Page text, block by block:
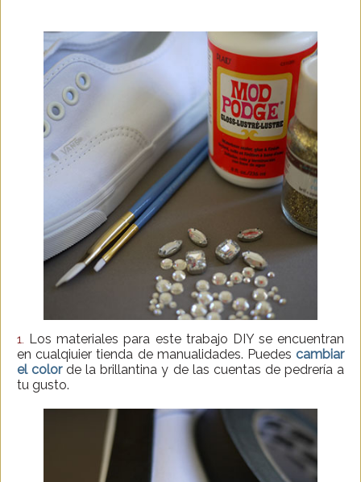
1.
Los materiales para este trabajo DIY se encuentran
en cualqiuier tienda de manualidades. Puedes cambiar
el colorde la brillantina y de las cuentas de pedrería a
tu gusto.